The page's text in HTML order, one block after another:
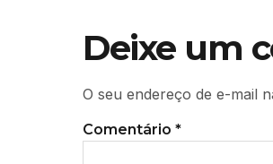
Deixe um
O seu endereço de e-mail
Comentário *